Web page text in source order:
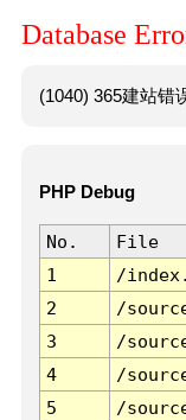
Database
(1040) 365建站错
PHP Debug
No. File
1
/
2
/
3
/
4
/
5
/